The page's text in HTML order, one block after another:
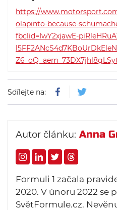
https://
olapinto-because-
fbclid=IwY2xjawE-
Sdílejte na:
Autor článku: Anna
Formuli 1 začala
2020. V únoru 2022 se
SvětFormule.cz.